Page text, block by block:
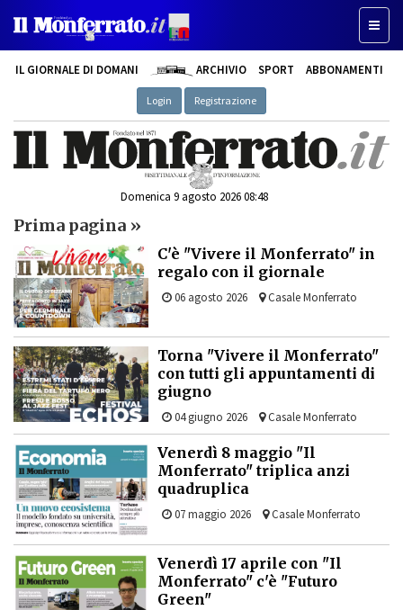
IL GIORNALE DI DOMANI ARCHIVIO SPORT ABBONAMENTI
Login Registrazione
Domenica 9 agosto 2026 08:48
Prima pagina »
C'è "Vivere il Monferrato" in
regalo con il giornale
06 agosto 2026 Casale Monferrato
Torna "Vivere il Monferrato"
con tutti gli appuntamenti di
giugno
04 giugno 2026 Casale Monferrato
Venerdì 8 maggio "Il
Monferrato" triplica anzi
quadruplica
07 maggio 2026 Casale Monferrato
Venerdì 17 aprile con "Il
Monferrato" c'è "Futuro
Green"